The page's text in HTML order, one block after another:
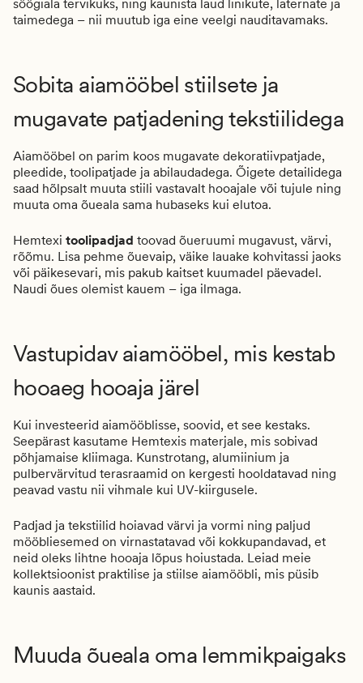
söögiala tervikuks, ning kaunista laud linikute, laternate ja
taimedega – nii muutub iga eine veelgi nauditavamaks.
Sobita aiamööbel stiilsete ja
mugavate patjadening tekstiilidega
Aiamööbel on parim koos mugavate dekoratiivpatjade,
pleedide, toolipatjade ja abilaudadega. Õigete detailidega
saad hõlpsalt muuta stiili vastavalt hooajale või tujule ning
muuta oma õueala sama hubaseks kui elutoa.
Hemtexi toolipadjad toovad õueruumi mugavust, värvi,
rõõmu. Lisa pehme õuevaip, väike lauake kohvitassi jaoks
või päikesevari, mis pakub kaitset kuumadel päevadel.
Naudi õues olemist kauem – iga ilmaga.
Vastupidav aiamööbel, mis kestab
hooaeg hooaja järel
Kui investeerid aiamööblisse, soovid, et see kestaks.
Seepärast kasutame Hemtexis materjale, mis sobivad
põhjamaise kliimaga. Kunstrotang, alumiinium ja
pulbervärvitud terasraamid on kergesti hooldatavad ning
peavad vastu nii vihmale kui UV-kiirgusele.
Padjad ja tekstiilid hoiavad värvi ja vormi ning paljud
mööbliesemed on virnastatavad või kokkupandavad, et
neid oleks lihtne hooaja lõpus hoiustada. Leiad meie
kollektsioonist praktilise ja stiilse aiamööbli, mis püsib
kaunis aastaid.
Muuda õueala oma lemmikpaigaks